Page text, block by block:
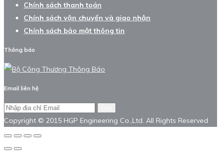
Chính sách thanh toán
Chính sách vận chuyển và giao nhận
Chính sách bảo mật thông tin
Thông báo
Email liên hệ
Copyright © 2015 HGP Engineering Co.,Ltd. All Rights Reserved